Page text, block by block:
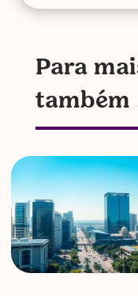
Para
também